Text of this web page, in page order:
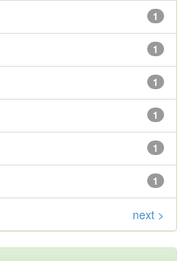
1
1
1
1
1
1
next >